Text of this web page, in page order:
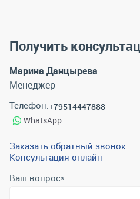
Получить
Марина Данцырева
Менеджер
Телефон:+79514447888
WhatsApp
Заказать обратный звонок
Консультация онлайн
Ваш вопрос*